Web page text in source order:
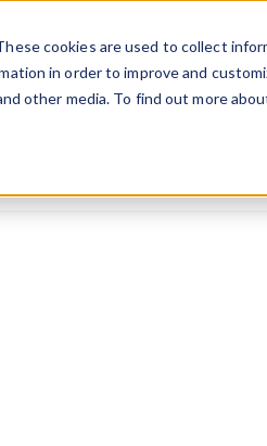
cookies are used to collect
in order to improve and
other media. To find out more
submenu for Services
Item? Collective/